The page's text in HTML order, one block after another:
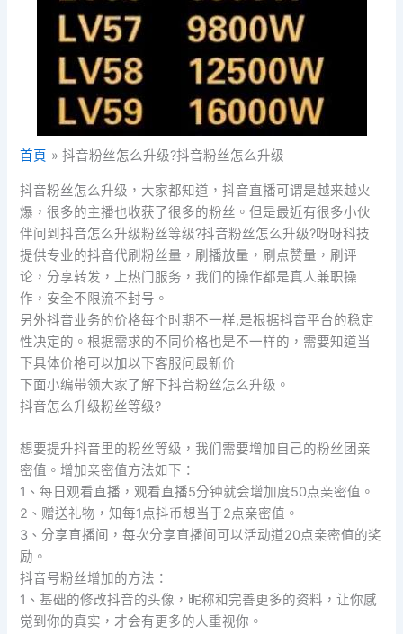
首頁 抖音粉丝怎么升级?抖音粉丝怎么升级
抖音粉丝怎么升级，大家都知道，抖音直播可谓是越来越火
爆，很多的主播也收获了很多的粉丝。但是最近有很多小伙
伴问到抖音怎么升级粉丝等级?抖音粉丝怎么升级?呀呀科技
提供专业的抖音代刷粉丝量，刷播放量，刷点赞量，刷评
论，分享转发，上热门服务，我们的操作都是真人兼职操
作，安全不限流不封号。
另外抖音业务的价格每个时期不一样,是根据抖音平台的稳定
性决定的。根据需求的不同价格也是不一样的，需要知道当
下具体价格可以加以下客服问最新价
下面小编带领大家了解下抖音粉丝怎么升级。
抖音怎么升级粉丝等级?
想要提升抖音里的粉丝等级，我们需要增加自己的粉丝团亲
密值。增加亲密值方法如下：
1、每日观看直播，观看直播5分钟就会增加度50点亲密值。
2、赠送礼物，知每1点抖币想当于2点亲密值。
3、分享直播间，每次分享直播间可以活动道20点亲密值的奖
励。
抖音号粉丝增加的方法：
1、基础的修改抖音的头像，昵称和完善更多的资料，让你感
觉到你的真实，才会有更多的人重视你。